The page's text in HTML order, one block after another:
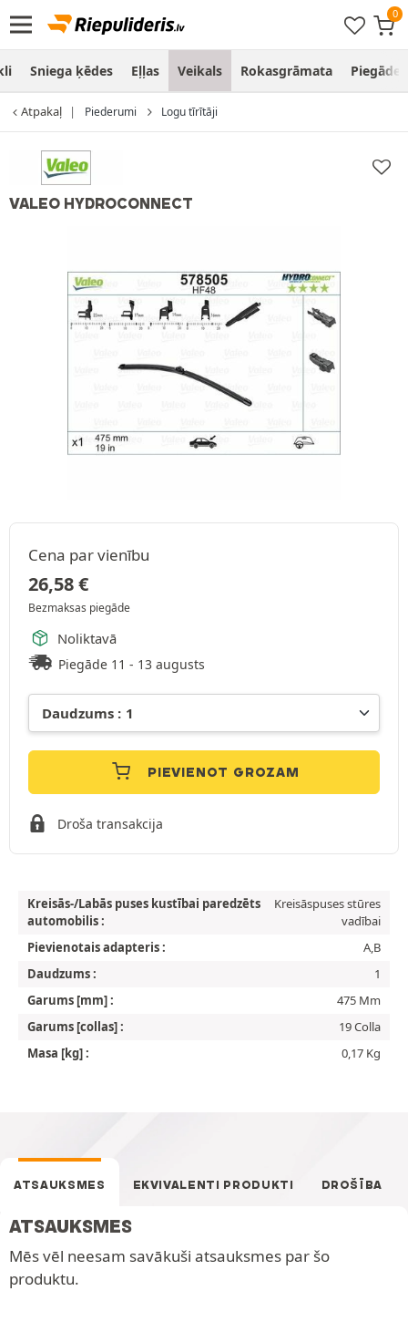
Sniega ķēdes Eļļas Veikals Rokasgrāmata Piegāde
Atpakaļ Piederumi Logu tīrītāji
VALEO HYDROCONNECT
Cena par vienību
26,58€
Bezmaksas piegāde
Noliktavā
Piegāde 11 - 13 augusts
PIEVIENOT GROZAM
Droša transakcija
Kreisās-/Labās puses kustībai paredzēts
automobilis :
Kreisāspuses stūres
vadībai
Pievienotais adapteris :
A,B
Daudzums :
1
Garums [mm] :
475 Mm
Garums [collas] :
19 Colla
Masa [kg] :
0,17 Kg
ATSAUKSMES EKVIVALENTI PRODUKTI DROŠĪBA
ATSAUKSMES
Mēs vēl neesam savākuši atsauksmes par šo
produktu.